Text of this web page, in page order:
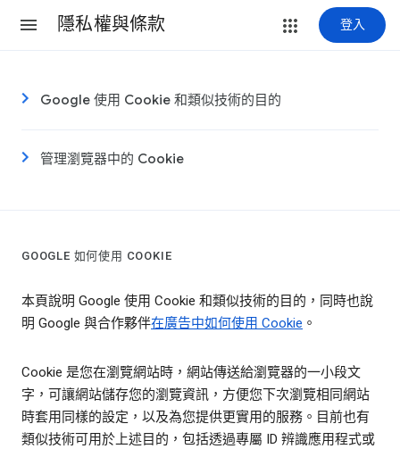
隱私權與條款 登入
Google 使用 Cookie 和類似技術的目的
管理瀏覽器中的 Cookie
GOOGLE 如何使用 COOKIE
本頁說明 Google 使用 Cookie 和類似技術的目的，同時也說
明 Google 與合作夥伴在廣告中如何使用 Cookie 。
Cookie 是您在瀏覽網站時，網站傳送給瀏覽器的一小段文
字，可讓網站儲存您的瀏覽資訊，方便您下次瀏覽相同網站
時套用同樣的設定，以及為您提供更實用的服務。目前也有
類似技術可用於上述目的，包括透過專屬 ID 辨識應用程式或